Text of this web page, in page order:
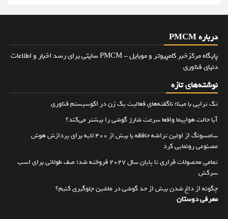
درباره PMCM
پایگاه مرکزخبر کامپیوتر و موبایل - PMCM سایتی برای رسد اخبار و اطلاعات
دنیای فناوری
نوشته‌های تازه
تک تراپی با مینا؛ ناگفته‌های فعالیت یک زن در اکوسیستم فناوری
آیا حالت هواپیما واقعا سرعت شارژ گوشی را بیشتر می‌کند؟
سامسونگ از اولین تراشه حافظه با بیش از ۴۰۰ لایه برای پردازش هوش
مصنوعی رونمایی کرد
تمامی محصولات فراری تا پایان سال ۲۰۲۷ فروخته شد؛ صف طولانی برای اسب
سرکش
چگونه از داغ شدن بیش از حد گوشی در ماشین جلوگیری کنیم؟
معرفی دوستان